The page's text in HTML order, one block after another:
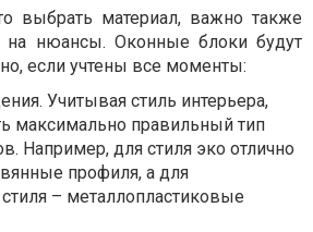
выбрать материал, важно также
на нюансы. Оконные блоки будут
если учтены все моменты:
Учитывая стиль интерьера,
максимально правильный тип
Например, для стиля эко отлично
профиля, а для
– металлопластиковые